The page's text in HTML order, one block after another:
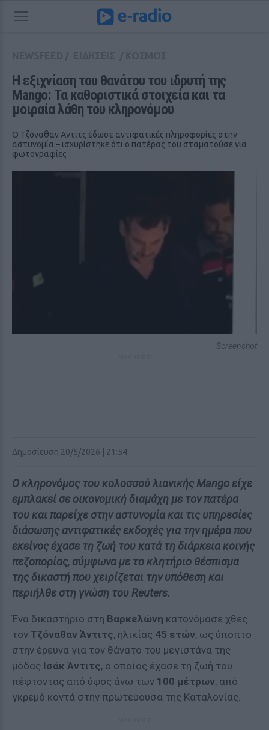
Η εξιχνίαση του θανάτου του ιδρυτή της
Mango: Τα καθοριστικά στοιχεία και τα
μοιραία λάθη του κληρονόμου
Ο Τζόναθαν Αντιτς έδωσε αντιφατικές πληροφορίες στην
αστυνομία – ισχυρίστηκε ότι ο πατέρας του σταματούσε για
φωτογραφίες
Screenshot
Δημοσίευση 20/5/2026 | 21:54
Ο κληρονόμος του κολοσσού λιανικής Mango είχε
εμπλακεί σε οικονομική διαμάχη με τον πατέρα
του και παρείχε στην αστυνομία και τις υπηρεσίες
διάσωσης αντιφατικές εκδοχές για την ημέρα που
εκείνος έχασε τη ζωή του κατά τη διάρκεια κοινής
πεζοπορίας, σύμφωνα με το κλητήριο θέσπισμα
της δικαστή που χειρίζεται την υπόθεση και
περιήλθε στη γνώση του Reuters.
Ένα δικαστήριο στη Βαρκελώνη κατονόμασε χθες
τον Τζόναθαν Άντιτς, ηλικίας 45 ετών, ως ύποπτο
στην έρευνα για τον θάνατο του μεγιστάνα της
μόδας Ισάκ Άντιτς, ο οποίος έχασε τη ζωή του
πέφτοντας από ύψος άνω των 100 μέτρων, από
γκρεμό κοντά στην πρωτεύουσα της Καταλονίας.